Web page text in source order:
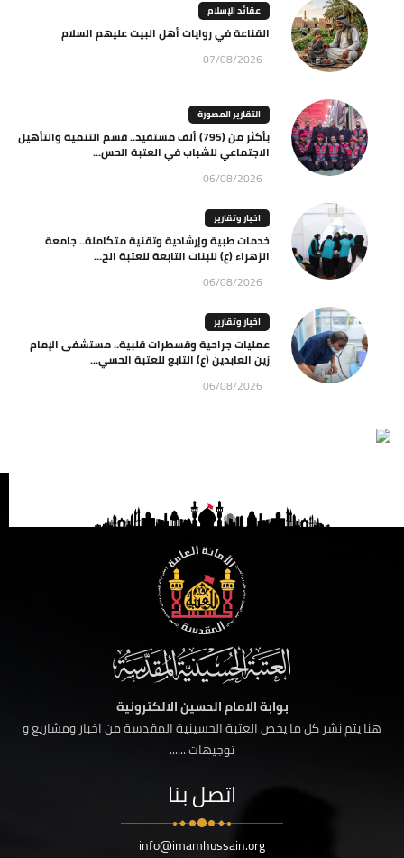
عقائد الإسلام
القناعة في روايات أهل البيت عليهم السلام
07/08/2026
التقارير المصورة
بأكثر من (795) ألف مستفيد.. قسم التنمية والتأهيل
الاجتماعي للشباب في العتبة الحس...
06/08/2026
اخبار وتقارير
خدمات طبية وإرشادية وتقنية متكاملة.. جامعة
الزهراء (ع) للبنات التابعة للعتبة الح...
06/08/2026
اخبار وتقارير
عمليات جراحية وقسطرات قلبية.. مستشفى الإمام
زين العابدين (ع) التابع للعتبة الحسي...
06/08/2026
بوابة الامام الحسين الالكترونية
هنا يتم نشر كل ما يخص العتبة الحسينية المقدسة من اخبار ومشاريع و
توجيهات ......
اتصل بنا
info@imamhussain.org